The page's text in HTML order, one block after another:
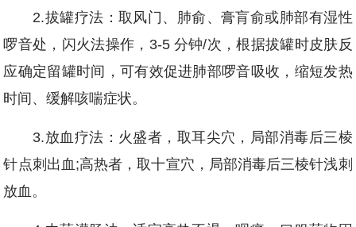
2.拔罐疗法：取风门、肺俞、膏肓俞或肺部有湿性
啰音处，闪火法操作，3-5 分钟/次，根据拔罐时皮肤反
应确定留罐时间，可有效促进肺部啰音吸收，缩短发热
时间、缓解咳喘症状。
3.放血疗法：火盛者，取耳尖穴，局部消毒后三棱
针点刺出血;高热者，取十宣穴，局部消毒后三棱针浅刺
放血。